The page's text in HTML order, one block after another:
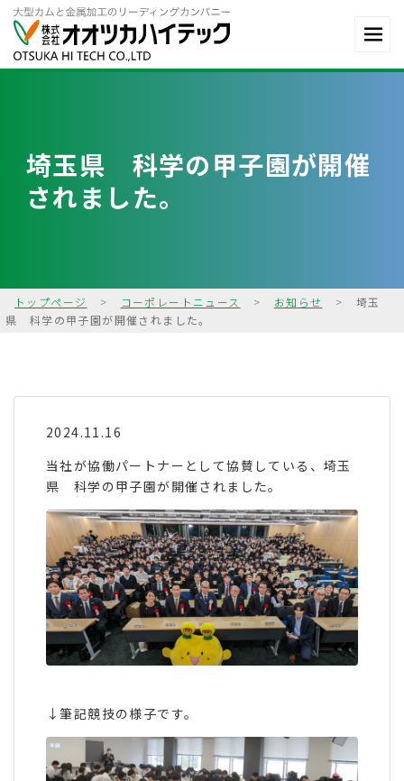
埼玉県 科学の甲子園が開催
されました。
トップページ > コーポレートニュース > お知らせ >
埼玉
県 科学の甲子園が開催されました。
2024.11.16
当社が協働パートナーとして協賛している、埼玉
県 科学の甲子園が開催されました。
↓筆記競技の様子です。